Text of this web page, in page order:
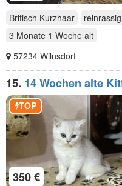
Britisch Kurzhaar reinrassig
3 Monate 1 Woche alt
57234 Wilnsdorf
15. 14 Wochen alte
350 €
TOP